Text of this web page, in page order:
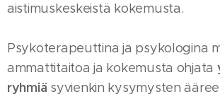
aistimuskeskeistä kokemusta.
Psykoterapeuttina ja psykologina
ammattitaitoa ja kokemusta ohjata
ryhmiäsyvienkin kysymysten